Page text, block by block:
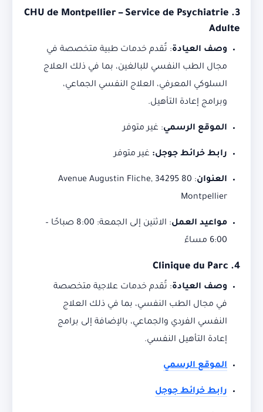
3.
CHU de Montpellier – Service de Psychiatrie
Adulte
وصف العيادة: تُقدم خدمات طبية متخصصة في
مجال الطب النفسي للبالغين، بما في ذلك العلاج
السلوكي المعرفي، العلاج النفسي الجماعي،
وبرامج إعادة التأهيل.
الموقع الرسمي: غير متوفر
رابط خرائط جوجل: غير متوفر
العنوان:
80 Avenue Augustin Fliche, 34295
Montpellier
مواعيد العمل:
الاثنين إلى الجمعة: 8:00 صباحًا –
6:00 مساءً
4.
Clinique du Parc
وصف العيادة: تُقدم خدمات علاجية متخصصة
في مجال الطب النفسي، بما في ذلك العلاج
النفسي الفردي والجماعي، بالإضافة إلى برامج
إعادة التأهيل النفسي.
الموقع الرسمي
رابط خرائط جوجل